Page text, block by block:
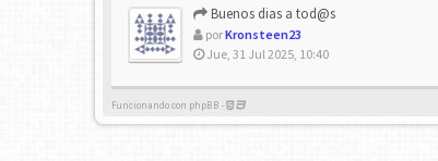
Buenos dias a tod@s
porKronsteen23
Jue, 31 Jul 2025, 10:40
Funcionando con phpBB -